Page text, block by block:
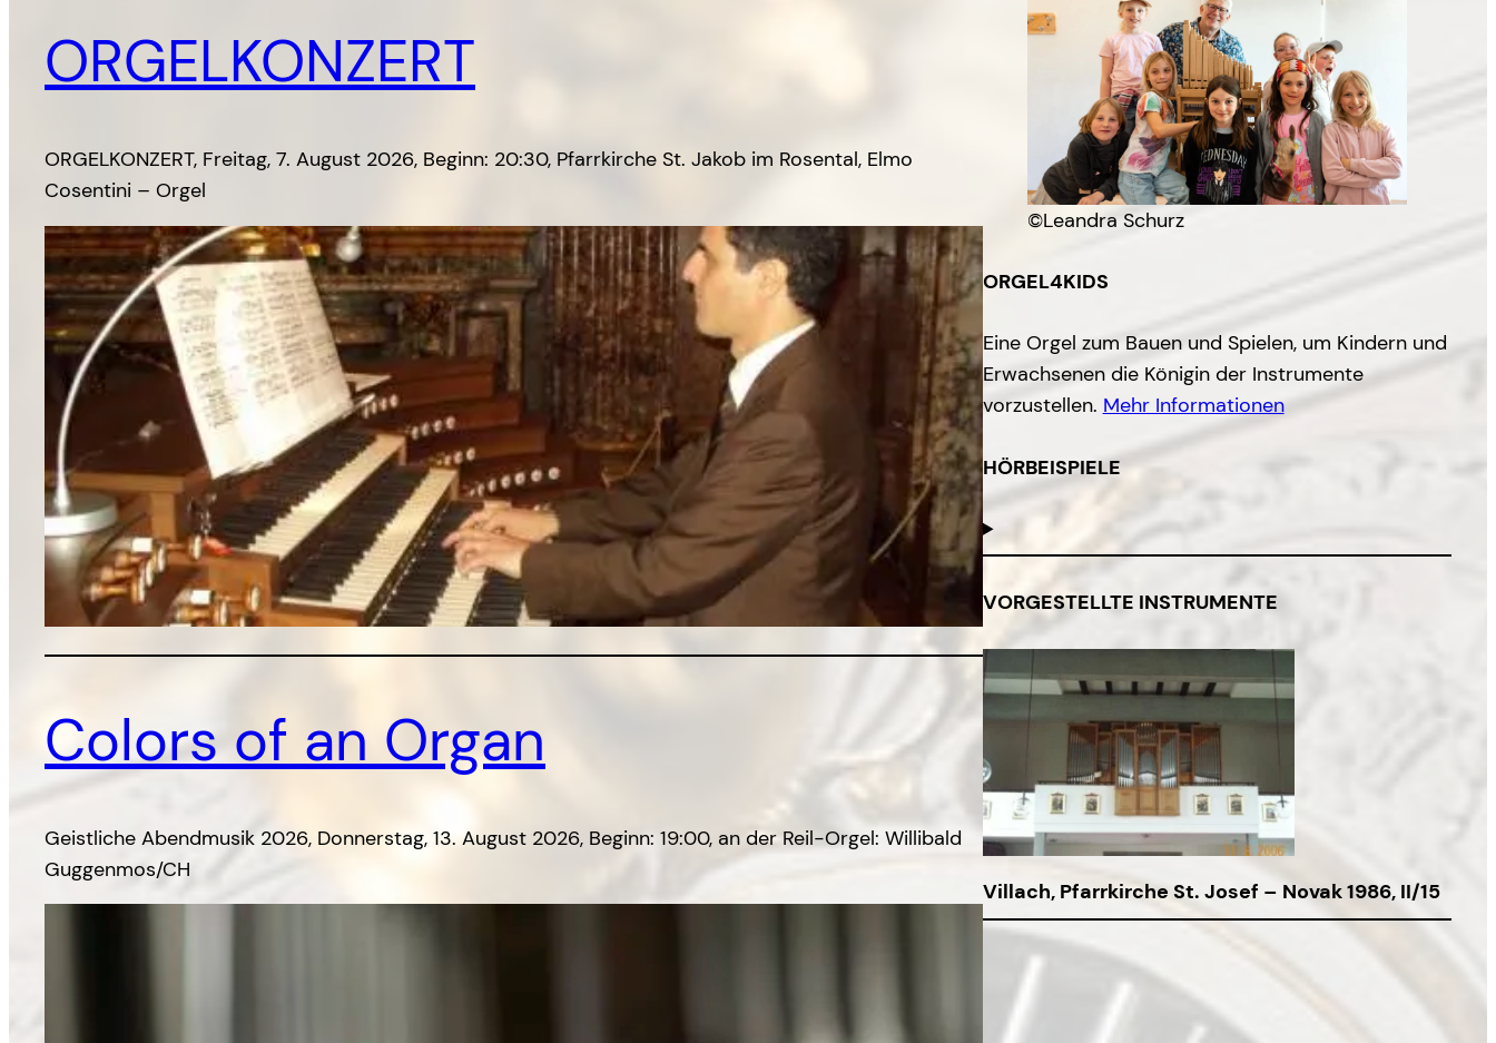
ORGELKONZERT
ORGELKONZERT, Freitag, 7. August 2026, Beginn: 20:30, Pfarrkirche St. Jakob im Rosental, Elmo
Cosentini – Orgel
Colors of an Organ
Geistliche Abendmusik 2026, Donnerstag, 13. August 2026, Beginn: 19:00, an der Reil-Orgel: Willibald
Guggenmos/CH
©Leandra Schurz
ORGEL4KIDS
Eine Orgel zum Bauen und Spielen, um Kindern und
Erwachsenen die Königin der Instrumente
vorzustellen. Mehr Informationen
HÖRBEISPIELE
VORGESTELLTE INSTRUMENTE
Villach, Pfarrkirche St. Josef – Novak 1986, II/15